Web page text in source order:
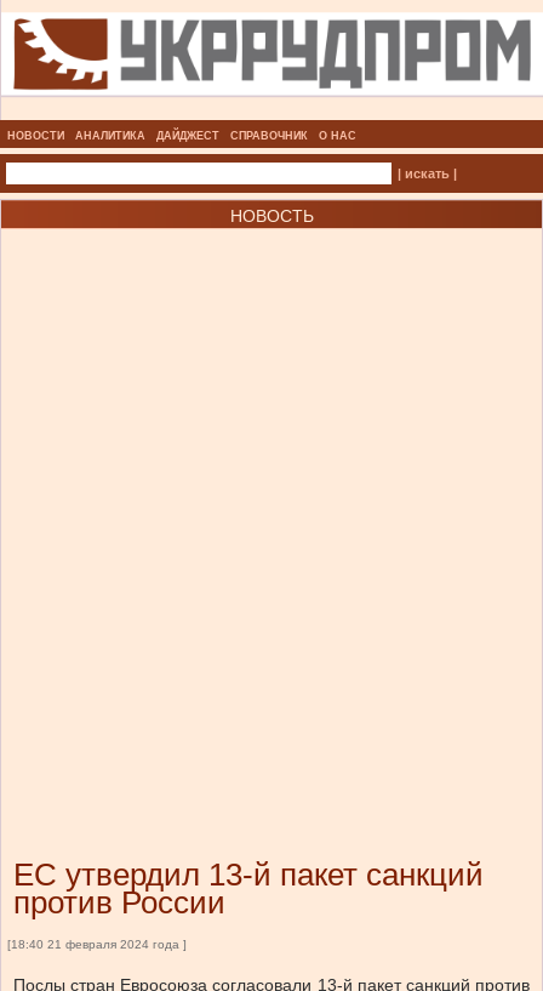
НОВОСТИ АНАЛИТИКА ДАЙДЖЕСТ СПРАВОЧНИК О НАС
| искать |
НОВОСТЬ
ЕС утвердил 13-й пакет санкций
против России
[18:40 21 февраля 2024 года ]
Послы стран Евросоюза согласовали 13-й пакет санкций против